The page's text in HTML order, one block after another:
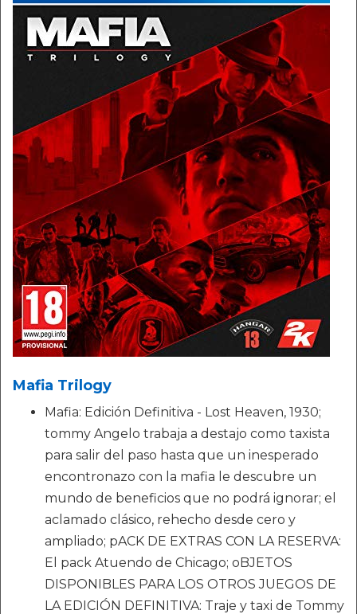
Mafia Trilogy
Mafia: Edición Definitiva - Lost Heaven, 1930;
tommy Angelo trabaja a destajo como taxista
para salir del paso hasta que un inesperado
encontronazo con la mafia le descubre un
mundo de beneficios que no podrá ignorar; el
aclamado clásico, rehecho desde cero y
ampliado; pACK DE EXTRAS CON LA RESERVA:
El pack Atuendo de Chicago; oBJETOS
DISPONIBLES PARA LOS OTROS JUEGOS DE
LA EDICIÓN DEFINITIVA: Traje y taxi de Tommy